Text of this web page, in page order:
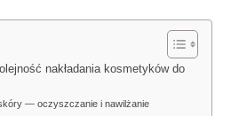
nakładania kosmetyków do
— oczyszczanie i nawilżanie